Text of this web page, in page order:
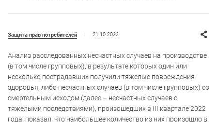
Защита прав потребителей 21.10.2022
Анализ расследованных несчастных случаев на производстве
(в том числе групповых), в результате которых один или
несколько пострадавших получили тяжелые повреждения
здоровья, либо несчастных случаев (в том числе групповых) со
смертельным исходом (далее – несчастных случаев с
тяжелыми последствиями), произошедших в III квартале 2022
года, показал, что наибольшее количество из них произошло в